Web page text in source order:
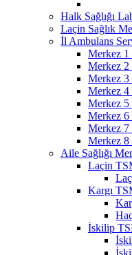
Halk Sağlığı
Laçin Sağlık
İl Ambulans
Merkez 1
Merkez 2
Merkez 3
Merkez 4
Merkez 5
Merkez 6
Merkez 7
Merkez 8
Aile Sağlığı
Laçin
Kargı
İskilip